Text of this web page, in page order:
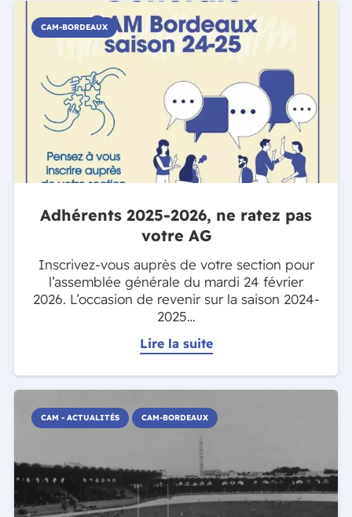
CAM-BORDEAUX
Adhérents 2025-2026, ne ratez pas
votre AG
Inscrivez-vous auprès de votre section pour
l’assemblée générale du mardi 24 février
2026. L’occasion de revenir sur la saison 2024-
2025…
Lire la suite
CAM - ACTUALITÉS CAM-BORDEAUX